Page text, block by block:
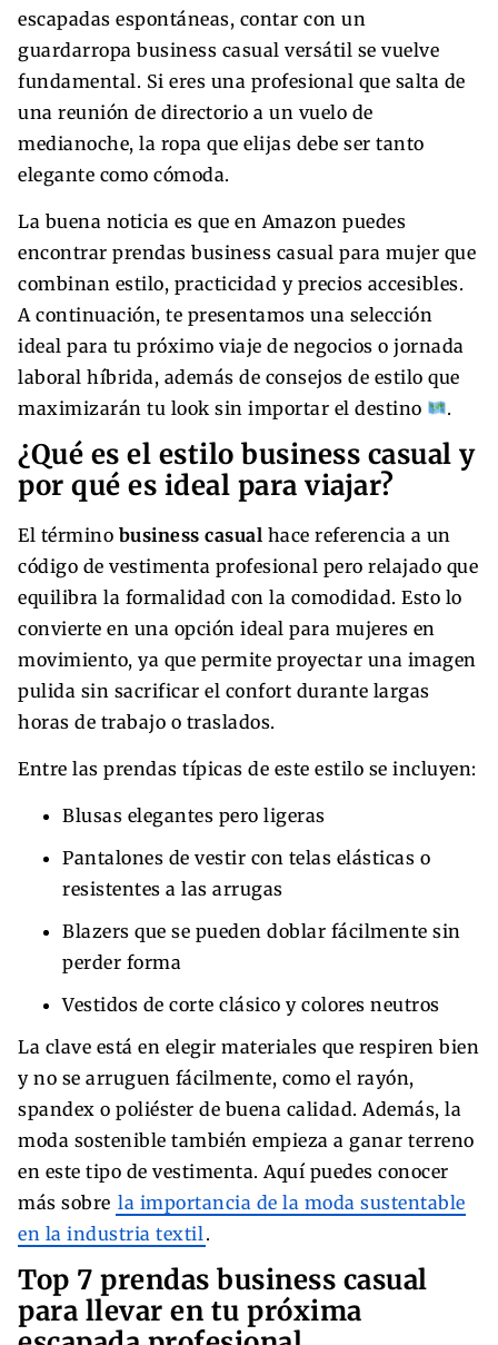
escapadas espontáneas, contar con un
guardarropa business casual versátil se vuelve
fundamental. Si eres una profesional que salta de
una reunión de directorio a un vuelo de
medianoche, la ropa que elijas debe ser tanto
elegante como cómoda.
La buena noticia es que en Amazon puedes
encontrar prendas business casual para mujer que
combinan estilo, practicidad y precios accesibles.
A continuación, te presentamos una selección
ideal para tu próximo viaje de negocios o jornada
laboral híbrida, además de consejos de estilo que
maximizarán tu look sin importar el destino
.
¿Qué es el estilo business casual y
por qué es ideal para viajar?
El término business casual hace referencia a un
código de vestimenta profesional pero relajado que
equilibra la formalidad con la comodidad. Esto lo
convierte en una opción ideal para mujeres en
movimiento, ya que permite proyectar una imagen
pulida sin sacrificar el confort durante largas
horas de trabajo o traslados.
Entre las prendas típicas de este estilo se incluyen:
Blusas elegantes pero ligeras
Pantalones de vestir con telas elásticas o
resistentes a las arrugas
Blazers que se pueden doblar fácilmente sin
perder forma
Vestidos de corte clásico y colores neutros
La clave está en elegir materiales que respiren bien
y no se arruguen fácilmente, como el rayón,
spandex o poliéster de buena calidad. Además, la
moda sostenible también empieza a ganar terreno
en este tipo de vestimenta. Aquí puedes conocer
más sobre la importancia de la moda sustentable
en la industria textil .
Top 7 prendas business casual
para llevar en tu próxima